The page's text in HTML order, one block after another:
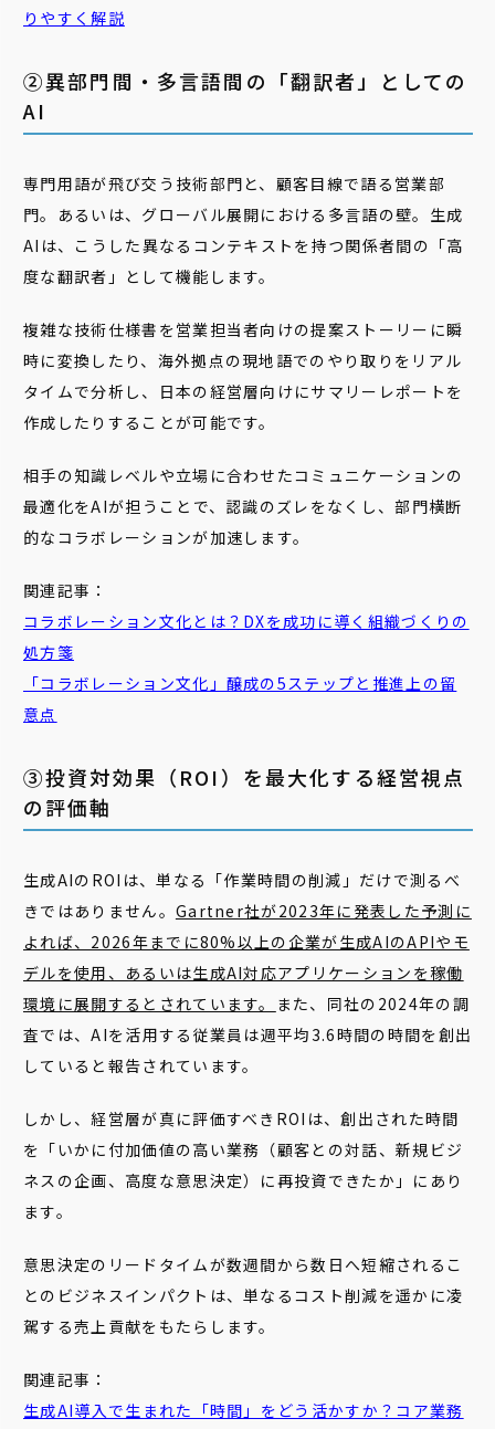
りやすく解説
②異部門間・多言語間の「翻訳者」としての
AI
専門用語が飛び交う技術部門と、顧客目線で語る営業部
門。あるいは、グローバル展開における多言語の壁。生成
AIは、こうした異なるコンテキストを持つ関係者間の「高
度な翻訳者」として機能します。
複雑な技術仕様書を営業担当者向けの提案ストーリーに瞬
時に変換したり、海外拠点の現地語でのやり取りをリアル
タイムで分析し、日本の経営層向けにサマリーレポートを
作成したりすることが可能です。
相手の知識レベルや立場に合わせたコミュニケーションの
最適化をAIが担うことで、認識のズレをなくし、部門横断
的なコラボレーションが加速します。
関連記事：
コラボレーション文化とは？DXを成功に導く組織づくりの
処方箋
「コラボレーション文化」醸成の5ステップと推進上の留
意点
③投資対効果（ROI）を最大化する経営視点
の評価軸
生成AIのROIは、単なる「作業時間の削減」だけで測るべ
きではありません。 Gartner社が2023年に発表した予測に
よれば、2026年までに80%以上の企業が生成AIのAPIやモ
デルを使用、あるいは生成AI対応アプリケーションを稼働
環境に展開するとされています。
また、同社の2024年の調
査では、AIを活用する従業員は週平均3.6時間の時間を創出
していると報告されています。
しかし、経営層が真に評価すべきROIは、創出された時間
を「いかに付加価値の高い業務（顧客との対話、新規ビジ
ネスの企画、高度な意思決定）に再投資できたか」にあり
ます。
意思決定のリードタイムが数週間から数日へ短縮されるこ
とのビジネスインパクトは、単なるコスト削減を遥かに凌
駕する売上貢献をもたらします。
関連記事：
生成AI導入で生まれた「時間」をどう活かすか？コア業務